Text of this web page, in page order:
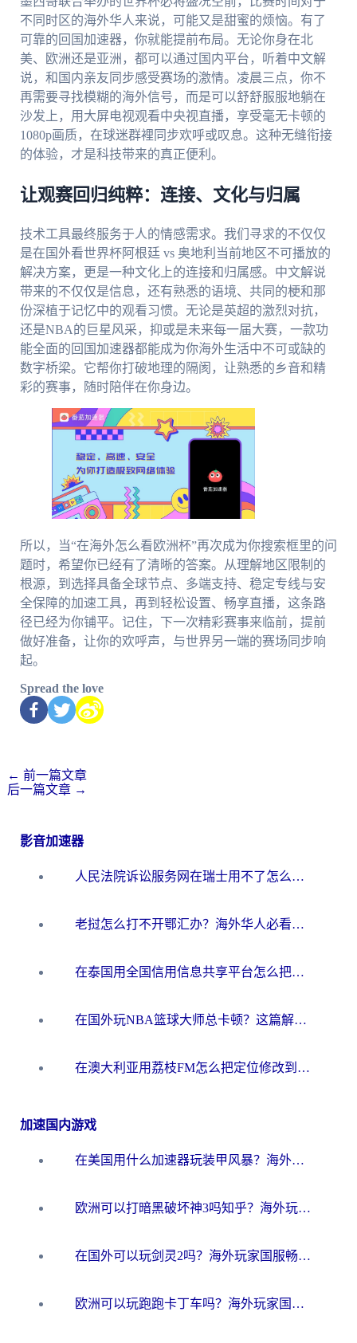
不同时区的海外华人来说，可能又是甜蜜的烦恼。有了
可靠的回国加速器，你就能提前布局。无论你身在北
美、欧洲还是亚洲，都可以通过国内平台，听着中文解
说，和国内亲友同步感受赛场的激情。凌晨三点，你不
再需要寻找模糊的海外信号，而是可以舒舒服服地躺在
沙发上，用大屏电视观看中央视直播，享受毫无卡顿的
1080p画质，在球迷群裡同步欢呼或叹息。这种无缝衔接
的体验，才是科技带来的真正便利。
让观赛回归纯粹：连接、文化与归属
技术工具最终服务于人的情感需求。我们寻求的不仅仅
是在国外看世界杯阿根廷 vs 奥地利当前地区不可播放的
解决方案，更是一种文化上的连接和归属感。中文解说
带来的不仅仅是信息，还有熟悉的语境、共同的梗和那
份深植于记忆中的观看习惯。无论是英超的激烈对抗，
还是NBA的巨星风采，抑或是未来每一届大赛，一款功
能全面的回国加速器都能成为你海外生活中不可或缺的
数字桥梁。它帮你打破地理的隔阂，让熟悉的乡音和精
彩的赛事，随时陪伴在你身边。
所以，当“在海外怎么看欧洲杯”再次成为你搜索框里的问
题时，希望你已经有了清晰的答案。从理解地区限制的
根源，到选择具备全球节点、多端支持、稳定专线与安
全保障的加速工具，再到轻松设置、畅享直播，这条路
径已经为你铺平。记住，下一次精彩赛事来临前，提前
做好准备，让你的欢呼声，与世界另一端的赛场同步响
起。
Spread the love
← 前一篇文章
后一篇文章 →
影音加速器
人民法院诉讼服务网在瑞士用不了怎么办？海外华人必备的回国加速指南
老挝怎么打不开鄂汇办？海外华人必看的回国加速全攻略（附欧洲杯小说流畅技巧）
在泰国用全国信用信息共享平台怎么把定位修改到中国国内？海外党解决国内服务访问难题的实用指南
在国外玩NBA篮球大师总卡顿？这篇解决你所有海外看国内内容的烦恼
在澳大利亚用荔枝FM怎么把定位修改到中国国内？海外华人必看的内容访问指南
加速国内游戏
在美国用什么加速器玩装甲风暴？海外玩家亲测有效的国服游戏加速指南
欧洲可以打暗黑破坏神3吗知乎？海外玩家国服游戏加速终极指南
在国外可以玩剑灵2吗？海外玩家国服畅玩终极指南（附永恒之塔明日方舟加速方案）
欧洲可以玩跑跑卡丁车吗？海外玩家国服游戏畅玩终极指南（附QQ炫舞剑网3解决方案）